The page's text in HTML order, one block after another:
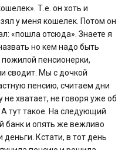
Т.е. он хоть и
у меня кошелек. Потом он
«пошла отсюда». Знаете я
но кем надо быть
пенсионерки,
сводит. Мы с дочкой
пенсию, считаем дни
хватает, не говоря уже об
тут такое. На следующий
банк и опять же вежливо
Кстати, в тот день